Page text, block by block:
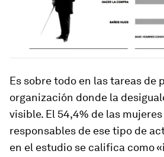
Es sobre todo en las tareas de
organización donde la
visible. El 54,4% de las
responsables de ese tipo de
en el estudio se califica como